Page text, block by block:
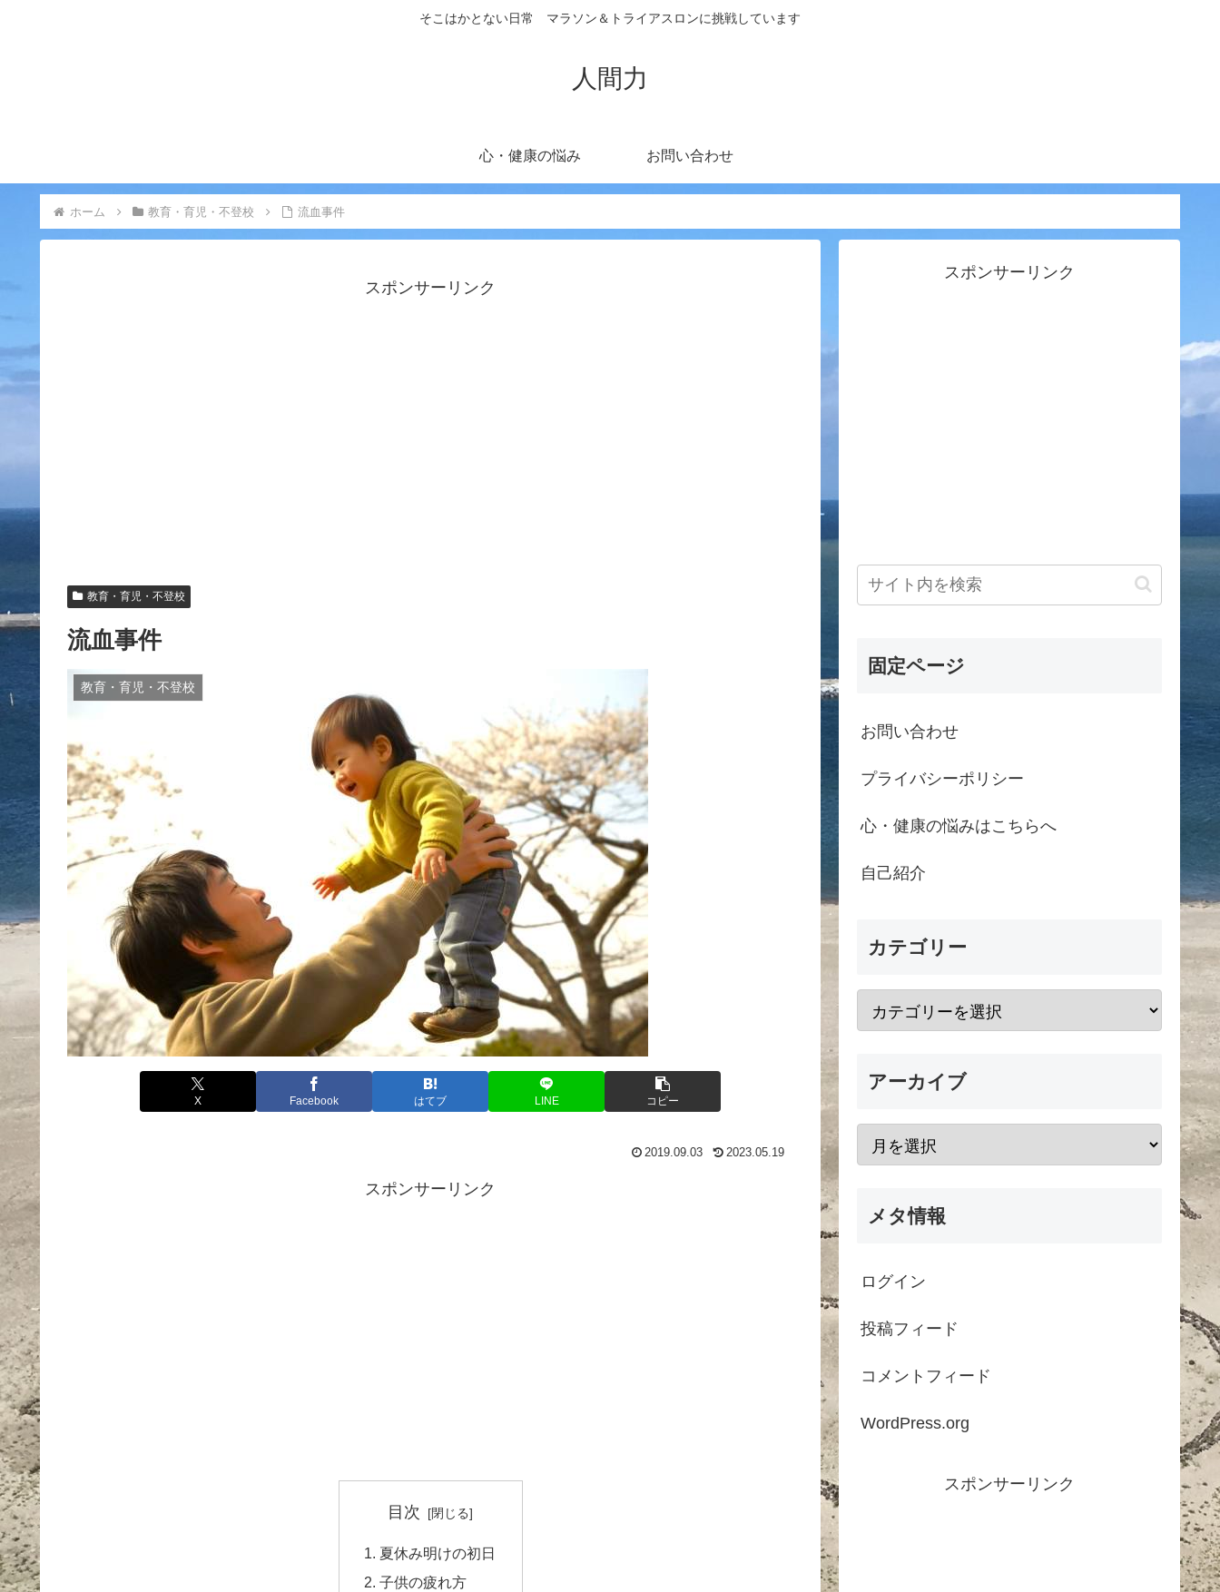
そこはかとない日常 マラソン＆トライアスロンに挑戦しています
人間力
心・健康の悩み お問い合わせ
ホーム 教育・育児・不登校 流血事件
スポンサーリンク
教育・育児・不登校
流血事件
教育・育児・不登校
X Facebook はてブ LINE コピー
2019.09.03 2023.05.19
スポンサーリンク
目次
夏休み明けの初日
子供の疲れ方
スポンサーリンク
固定ページ
お問い合わせ
プライバシーポリシー
心・健康の悩みはこちらへ
自己紹介
カテゴリー
アーカイブ
メタ情報
ログイン
投稿フィード
コメントフィード
WordPress.org
スポンサーリンク